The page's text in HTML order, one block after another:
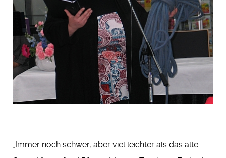
„Immer noch schwer, aber viel leichter als das alte